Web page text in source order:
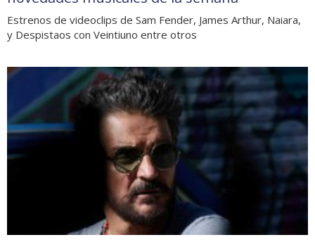
Estrenos de videoclips de Sam Fender, James Arthur, Naiara,
y Despistaos con Veintiuno entre otros